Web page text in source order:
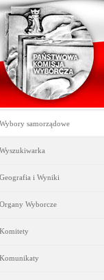
Wybory samorządowe
Wyszukiwarka
Geografia i Wyniki
Organy Wyborcze
Komitety
Komunikaty